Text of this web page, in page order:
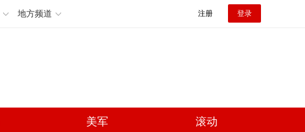
地方频道 注册 登录
美军 滚动